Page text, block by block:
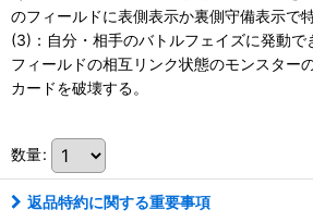
のフィールドに表側表示か裏側守備表示で
(3)：自分・相手のバトルフェイズに発動で
フィールドの相互リンク状態のモンスター
カードを破壊する。
数量:
返品特約に関する重要事項